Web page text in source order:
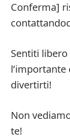
Conferma]
Sentiti
divertirti!
Non
te!